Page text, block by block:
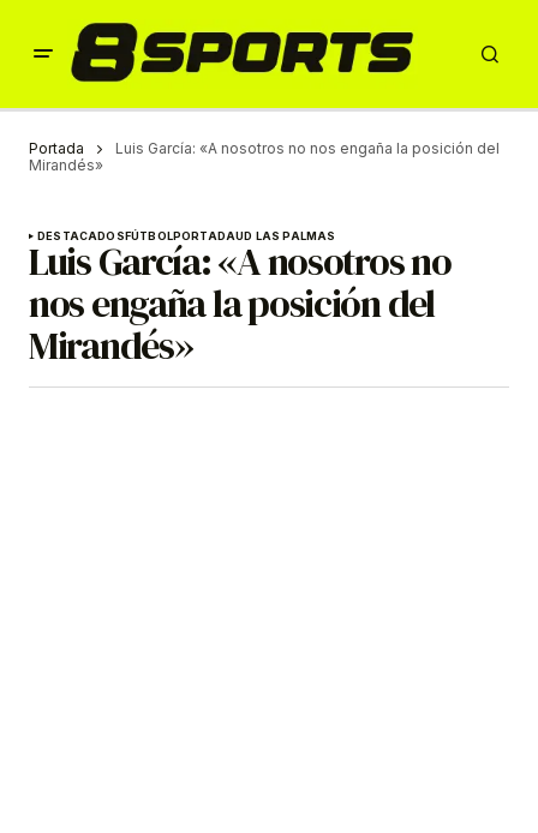
Portada
Luis García: «A nosotros no nos engaña la posición del
Mirandés»
DESTACADOSFÚTBOLPORTADAUD LAS PALMAS
Luis García: «A nosotros no
nos engaña la posición del
Mirandés»